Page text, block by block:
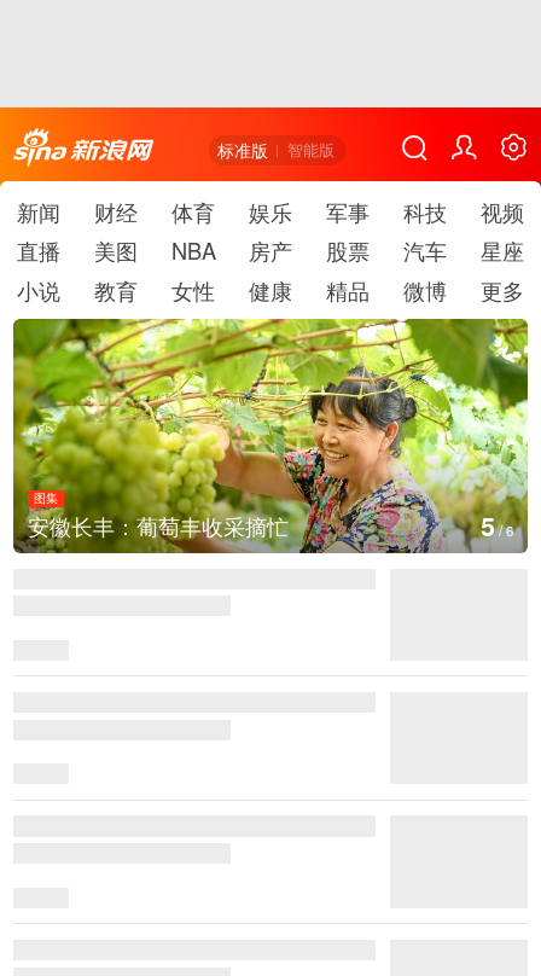
标准版 智能版
新闻 财经 体育 娱乐 军事 科技
视频
直播
美图 NBA 房产 股票 汽车
星座
小说
教育 女性 健康 精品 微博 更多
忙
图集
湖北房县：路畅景美
6/6